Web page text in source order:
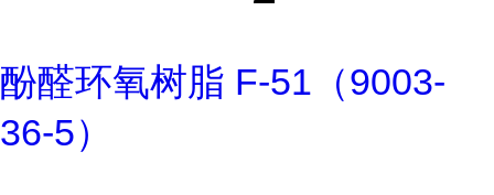
酚醛环氧树脂 F-51（9003-
36-5）